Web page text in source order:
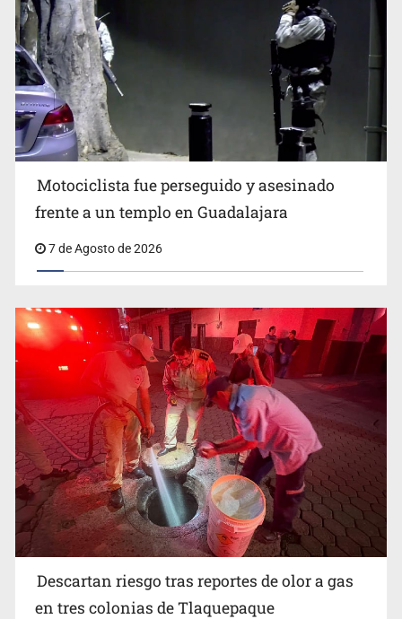
Jalisco mantiene la búsqueda de 21 adolescentes
desaparecidos durante julio
SSPC, participa en búsqueda de Ricardo Cabezas
Talavera
Motociclista fue perseguido y asesinado
frente a un templo en Guadalajara
7 de Agosto de 2026
Descartan riesgo tras reportes de olor a gas
en tres colonias de Tlaquepaque